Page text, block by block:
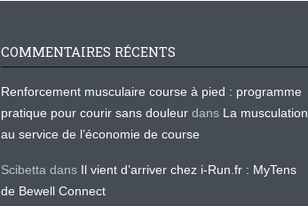
COMMENTAIRES RÉCENTS
Renforcement musculaire course à pied : programme
pratique pour courir sans douleur dans La musculation
au service de l’économie de course
Scibetta dans Il vient d’arriver chez i-Run.fr : MyTens
de Bewell Connect